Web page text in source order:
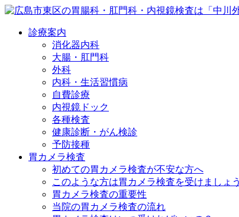
診療案内
消化器内科
大腸・肛門科
外科
内科・生活習慣病
自費診療
内視鏡ドック
各種検査
健康診断・がん検診
予防接種
胃カメラ検査
初めての胃カメラ検査が不安な方へ
このような方は胃カメラ検査を受けましょう
胃カメラ検査の重要性
当院の胃カメラ検査の流れ